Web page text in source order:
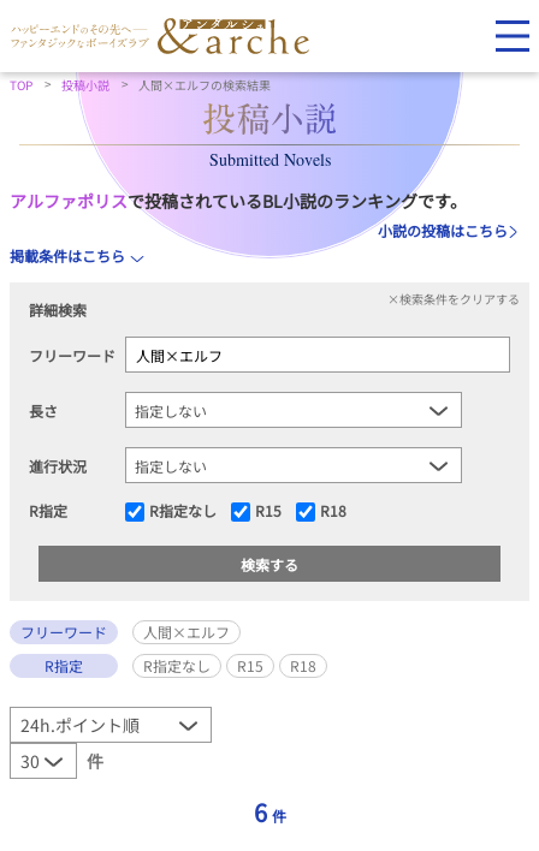
TOP 投稿小説 人間×エルフの検索結果
Submitted Novels
アルファポリスで投稿されているBL小説のランキングです。
小説の投稿はこちら
掲載条件はこちら
詳細検索
×検索条件をクリアする
フリーワード
長さ
進行状況
R指定 R指定なし R15 R18
フリーワード
人間×エルフ
R指定
R指定なし R15 R18
件
6 件